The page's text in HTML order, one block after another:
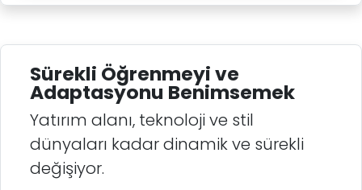
Sürekli Öğrenmeyi ve
Adaptasyonu Benimsemek
Yatırım alanı, teknoloji ve stil
dünyaları kadar dinamik ve sürekli
değişiyor.